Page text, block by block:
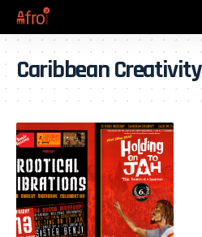
Caribbean Creativity